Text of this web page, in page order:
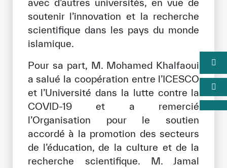
avec d’autres universités, en vue de
soutenir l’innovation et la recherche
scientifique dans les pays du monde
islamique.
Pour sa part, M. Mohamed Khalfaoui
a salué la coopération entre l’ICESCO
et l’Université dans la lutte contre la
COVID-19 et a remercié
l’Organisation pour le soutien
accordé à la promotion des secteurs
de l’éducation, de la culture et de la
recherche scientifique. M. Jamal